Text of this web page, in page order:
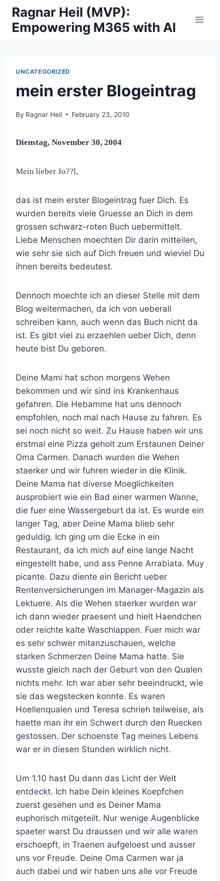
Skip
content
Ragnar Heil (MVP):
Empowering M365 with AI
UNCATEGORIZED
mein erster Blogeintrag
By Ragnar Heil February 23, 2010
Dienstag, November 30, 2004
Mein lieber Jo??l,
das ist mein erster Blogeintrag fuer Dich. Es
wurden bereits viele Gruesse an Dich in dem
grossen schwarz-roten Buch uebermittelt.
Liebe Menschen moechten Dir darin mitteilen,
wie sehr sie sich auf Dich freuen und wieviel Du
ihnen bereits bedeutest.
Dennoch moechte ich an dieser Stelle mit dem
Blog weitermachen, da ich von ueberall
schreiben kann, auch wenn das Buch nicht da
ist. Es gibt viel zu erzaehlen ueber Dich, denn
heute bist Du geboren.
Deine Mami hat schon morgens Wehen
bekommen und wir sind ins Krankenhaus
gefahren. Die Hebamme hat uns dennoch
empfohlen, noch mal nach Hause zu fahren. Es
sei noch nicht so weit. Zu Hause haben wir uns
erstmal eine Pizza geholt zum Erstaunen Deiner
Oma Carmen. Danach wurden die Wehen
staerker und wir fuhren wieder in die Klinik.
Deine Mama hat diverse Moeglichkeiten
ausprobiert wie ein Bad einer warmen Wanne,
die fuer eine Wassergeburt da ist. Es wurde ein
langer Tag, aber Deine Mama blieb sehr
geduldig. Ich ging um die Ecke in ein
Restaurant, da ich mich auf eine lange Nacht
eingestellt habe, und ass Penne Arrabiata. Muy
picante. Dazu diente ein Bericht ueber
Rentenversicherungen im Manager-Magazin als
Lektuere. Als die Wehen staerker wurden war
ich dann wieder praesent und hielt Haendchen
oder reichte kalte Waschlappen. Fuer mich war
es sehr schwer mitanzuschauen, welche
starken Schmerzen Deine Mama hatte. Sie
wusste gleich nach der Geburt von den Qualen
nichts mehr. Ich war aber sehr beeindruckt, wie
sie das wegstecken konnte. Es waren
Hoellenqualen und Teresa schrieh teilweise, als
haette man ihr ein Schwert durch den Ruecken
gestossen. Der schoenste Tag meines Lebens
war er in diesen Stunden wirklich nicht.
Um 1.10 hast Du dann das Licht der Welt
entdeckt. Ich habe Dein kleines Koepfchen
zuerst gesehen und es Deiner Mama
euphorisch mitgeteilt. Nur wenige Augenblicke
spaeter warst Du draussen und wir alle waren
erschoepft, in Traenen aufgeloest und ausser
uns vor Freude. Deine Oma Carmen war ja
auch dabei und wir haben uns alle vor Freude